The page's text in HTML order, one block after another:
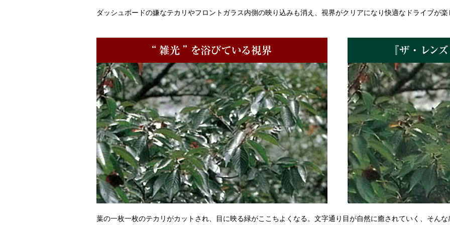
ダッシュボードの嫌なテカリやフロントガラス内側の映り込みも消え、視界がクリアになり快適なドライブが
葉の一枚一枚のテカリがカットされ、目に映る緑がここちよくなる。文字通り目が自然に癒されていく、そんな